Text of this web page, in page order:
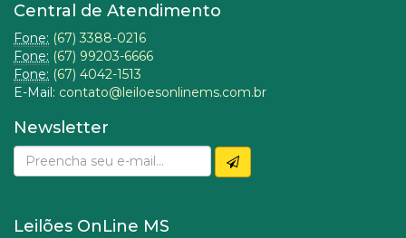
Central de Atendimento
Fone: (67) 3388-0216
Fone: (67) 99203-6666
Fone: (67) 4042-1513
E-Mail: contato@leiloesonlinems.com.br
Newsletter
Leilões OnLine MS